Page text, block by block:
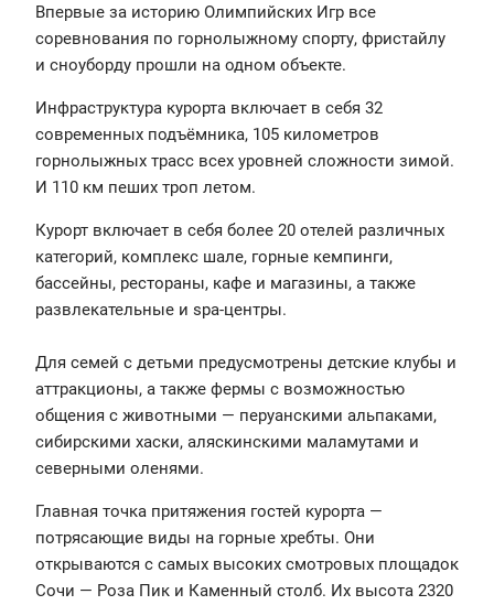
Впервые за историю Олимпийских Игр все
соревнования по горнолыжному спорту, фристайлу
и сноуборду прошли на одном объекте.
Инфраструктура курорта включает в себя 32
современных подъёмника, 105 километров
горнолыжных трасс всех уровней сложности зимой.
И 110 км пеших троп летом.
Курорт включает в себя более 20 отелей различных
категорий, комплекс шале, горные кемпинги,
бассейны, рестораны, кафе и магазины, а также
развлекательные и spa-центры.
Для семей с детьми предусмотрены детские клубы и
аттракционы, а также фермы с возможностью
общения с животными — перуанскими альпаками,
сибирскими хаски, аляскинскими маламутами и
северными оленями.
Главная точка притяжения гостей курорта —
потрясающие виды на горные хребты. Они
открываются с самых высоких смотровых площадок
Сочи — Роза Пик и Каменный столб. Их высота 2320